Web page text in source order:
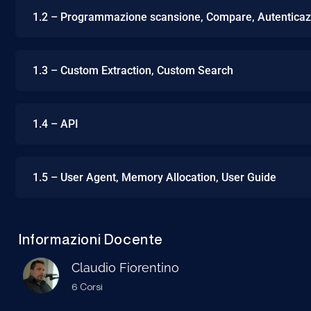
1.2 – Programmazione scansione, Compare,
1.3 – Custom Extraction, Custom Search
1.4 – API
1.5 – User Agent, Memory Allocation, User Guide
Informazioni Docente
Claudio Fiorentino
6 Corsi